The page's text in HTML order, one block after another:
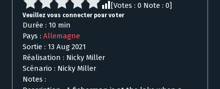
[Votes : 0 Note : 0]
Veuillez vous connecter pour voter
Durée : 10 min
Pays : Allemagne
Sortie : 13 Aug 2021
Réalisation : Nicky Miller
Scénario : Nicky Miller
Notes :